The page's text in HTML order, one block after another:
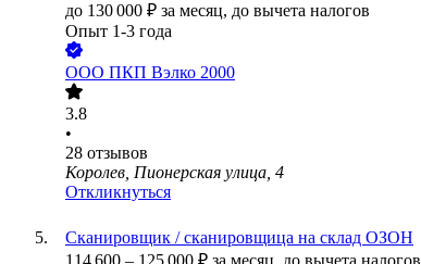
до 130 000 ₽ за месяц, до вычета налогов
Опыт 1-3 года
ООО ПКП Вэлко 2000
3.8
•
28 отзывов
Королев, Пионерская улица, 4
Откликнуться
Сканировщик / сканировщица на склад ОЗОН